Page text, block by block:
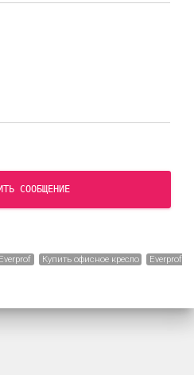
СООБЩЕНИЕ
Купить офисное кресло
Everprof